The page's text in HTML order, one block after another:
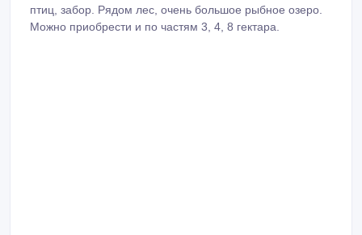
птиц, забор. Рядом лес, очень большое рыбное озеро.
Можно приобрести и по частям 3, 4, 8 гектара.